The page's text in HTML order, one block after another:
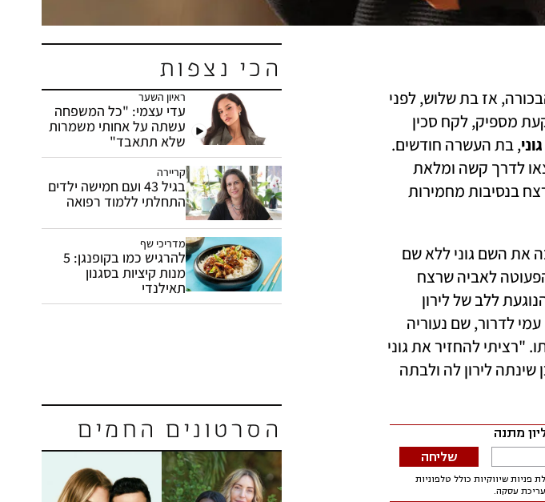
הכי נצפות
ראיון השער
עדי עצמי: "כל המשפחה
עשתה על אחותי משמרות
שלא תתאבד"
קריירה
בגיל 43 ועם חמישה ילדים
התחלתי ללמוד רפואה
מדריכי שף
להרגיש כמו בקופנגן: 5
מנות קיציות בסגנון
תאילנדי
הסרטונים החמים
גוני